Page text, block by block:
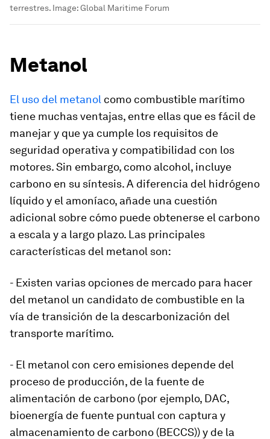
terrestres. Image:Global Maritime Forum
Metanol
El uso del metanol como combustible marítimo
tiene muchas ventajas, entre ellas que es fácil de
manejar y que ya cumple los requisitos de
seguridad operativa y compatibilidad con los
motores. Sin embargo, como alcohol, incluye
carbono en su síntesis. A diferencia del hidrógeno
líquido y el amoníaco, añade una cuestión
adicional sobre cómo puede obtenerse el carbono
a escala y a largo plazo. Las principales
características del metanol son:
- Existen varias opciones de mercado para hacer
del metanol un candidato de combustible en la
vía de transición de la descarbonización del
transporte marítimo.
- El metanol con cero emisiones depende del
proceso de producción, de la fuente de
alimentación de carbono (por ejemplo, DAC,
bioenergía de fuente puntual con captura y
almacenamiento de carbono (BECCS)) y de la